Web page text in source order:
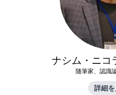
ナシム・ニコ
随筆家、認識
詳細